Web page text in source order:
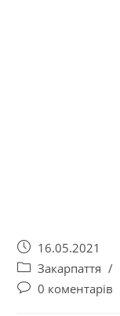
16.05.2021
Закарпаття /
0 коментарів